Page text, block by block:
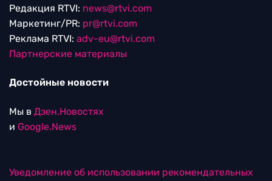
Редакция RTVI: news@rtvi.com
Маркетинг/PR: pr@rtvi.com
Реклама RTVI: adv-eu@rtvi.com
Партнерские материалы
Достойные новости
Мы в Дзен.Новостях
и Google.News
Уведомление об использовании рекомендательных